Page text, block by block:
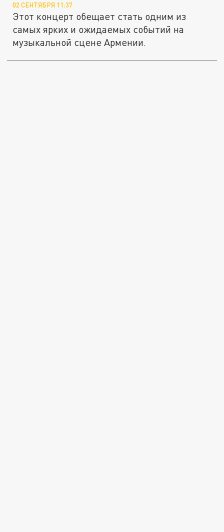
02 СЕНТЯБРЯ 11:37
Этот концерт обещает стать одним из
самых ярких и ожидаемых событий на
музыкальной сцене Армении.